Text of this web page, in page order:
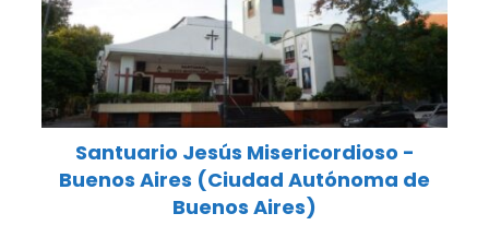
Santuario Jesús Misericordioso -
Buenos Aires (Ciudad Autónoma de
Buenos Aires)